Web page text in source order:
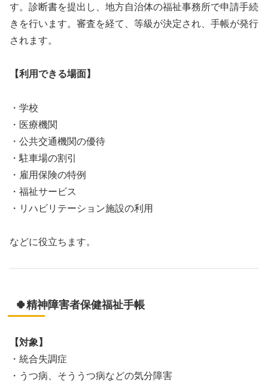
す。診断書を提出し、地方自治体の福祉事務所で申請手続
きを行います。審査を経て、等級が決定され、手帳が発行
されます。
【利用できる場面】
・学校
・医療機関
・公共交通機関の優待
・駐車場の割引
・雇用保険の特例
・福祉サービス
・リハビリテーション施設の利用
などに役立ちます。
🍀精神障害者保健福祉手帳
【対象】
・統合失調症
・うつ病、そううつ病などの気分障害